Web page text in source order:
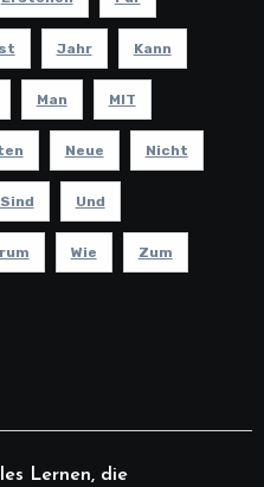
Jahr Kann
Man MIT
Neue Nicht
Sind Und
Wie Zum
Lernen, die